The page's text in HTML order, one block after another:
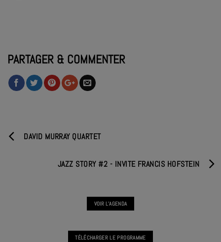
PARTAGER & COMMENTER
DAVID MURRAY QUARTET
JAZZ STORY #2 - INVITE FRANCIS HOFSTEIN
VOIR L'AGENDA
TÉLÉCHARGER LE PROGRAMME